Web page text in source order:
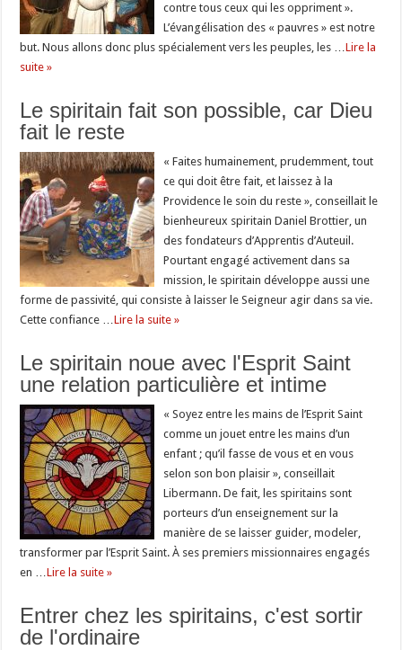
contre tous ceux qui les oppriment ».
L’évangélisation des « pauvres » est notre
but. Nous allons donc plus spécialement vers les peuples, les …Lire la
suite »
Le spiritain fait son possible, car Dieu
fait le reste
« Faites humainement, prudemment, tout
ce qui doit être fait, et laissez à la
Providence le soin du reste », conseillait le
bienheureux spiritain Daniel Brottier, un
des fondateurs d’Apprentis d’Auteuil.
Pourtant engagé activement dans sa
mission, le spiritain développe aussi une
forme de passivité, qui consiste à laisser le Seigneur agir dans sa vie.
Cette confiance …Lire la suite »
Le spiritain noue avec l'Esprit Saint
une relation particulière et intime
« Soyez entre les mains de l’Esprit Saint
comme un jouet entre les mains d’un
enfant ; qu’il fasse de vous et en vous
selon son bon plaisir », conseillait
Libermann. De fait, les spiritains sont
porteurs d’un enseignement sur la
manière de se laisser guider, modeler,
transformer par l’Esprit Saint. À ses premiers missionnaires engagés
en …Lire la suite »
Entrer chez les spiritains, c'est sortir
de l'ordinaire